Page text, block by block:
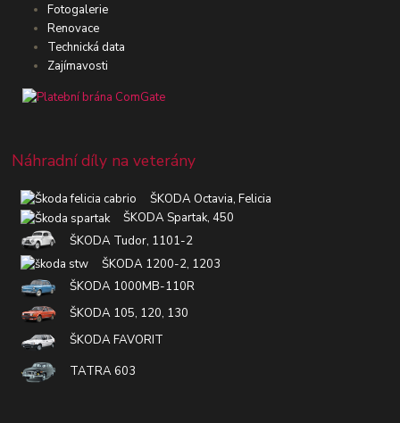
Fotogalerie
Renovace
Technická data
Zajímavosti
Náhradní díly na veterány
ŠKODA Octavia, Felicia
ŠKODA Spartak, 450
ŠKODA Tudor, 1101-2
ŠKODA 1200-2, 1203
ŠKODA 1000MB-110R
ŠKODA 105, 120, 130
ŠKODA FAVORIT
TATRA 603